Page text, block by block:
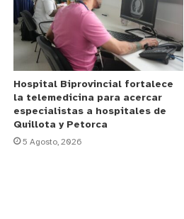
Hospital Biprovincial fortalece
la telemedicina para acercar
especialistas a hospitales de
Quillota y Petorca
5 Agosto, 2026